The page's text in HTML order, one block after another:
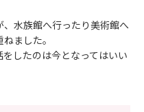
水族館へ行ったり美術館へ
ました。
したのは今となってはいい